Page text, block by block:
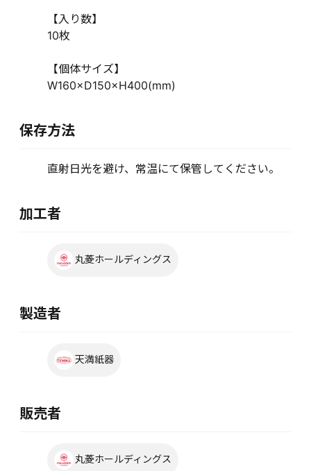
【入り数】
10枚
【個体サイズ】
W160×D150×H400(mm)
保存方法
直射日光を避け、常温にて保管してください。
加工者
丸菱ホールディングス
製造者
天満紙器
販売者
丸菱ホールディングス